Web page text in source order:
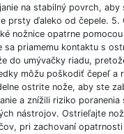
na stabilný povrch, aby
prsty ďaleko od čepele. 5.
nožnice opatrne
sa priamemu kontaktu s
do umývačky riadu,
môžu poškodiť čepeľ a
ostrite nože, aby ste
a znížili riziko poranenia
nástrojov. Ostrieľajte
pri zachovaní